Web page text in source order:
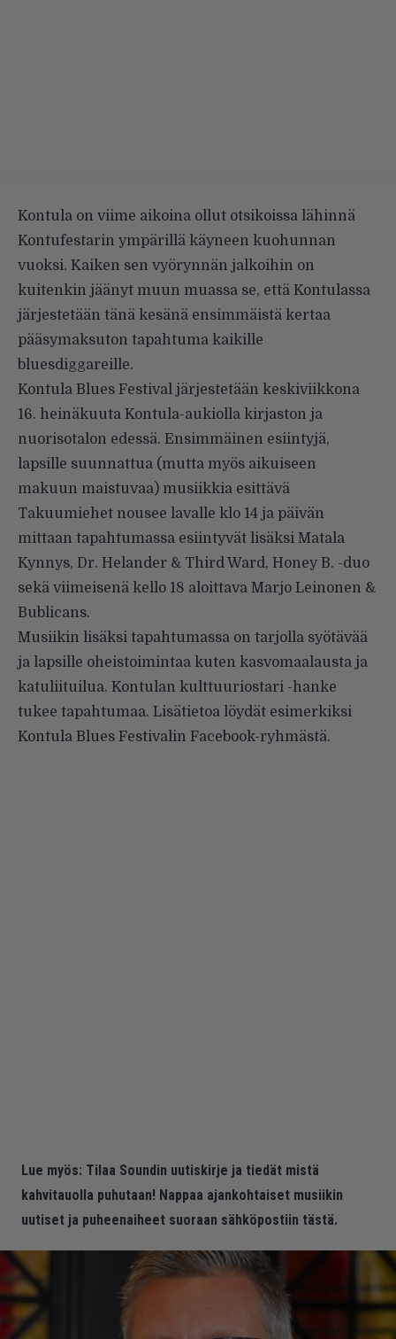
Kontula on viime aikoina ollut otsikoissa lähinnä
Kontufestarin ympärillä käyneen kuohunnan
vuoksi. Kaiken sen vyörynnän jalkoihin on
kuitenkin jäänyt muun muassa se, että Kontulassa
järjestetään tänä kesänä ensimmäistä kertaa
pääsymaksuton tapahtuma kaikille
bluesdiggareille.
Kontula Blues Festival järjestetään keskiviikkona
16. heinäkuuta Kontula-aukiolla kirjaston ja
nuorisotalon edessä. Ensimmäinen esiintyjä,
lapsille suunnattua (mutta myös aikuiseen
makuun maistuvaa) musiikkia esittävä
Takuumiehet nousee lavalle klo 14 ja päivän
mittaan tapahtumassa esiintyvät lisäksi Matala
Kynnys, Dr. Helander & Third Ward, Honey B. -duo
sekä viimeisenä kello 18 aloittava Marjo Leinonen &
Bublicans.
Musiikin lisäksi tapahtumassa on tarjolla syötävää
ja lapsille oheistoimintaa kuten kasvomaalausta ja
katuliituilua. Kontulan kulttuuriostari -hanke
tukee tapahtumaa. Lisätietoa löydät esimerkiksi
Kontula Blues Festivalin Facebook-ryhmästä.
Lue myös: Tilaa Soundin uutiskirje ja tiedät mistä
kahvitauolla puhutaan! Nappaa ajankohtaiset musiikin
uutiset ja puheenaiheet suoraan sähköpostiin tästä.